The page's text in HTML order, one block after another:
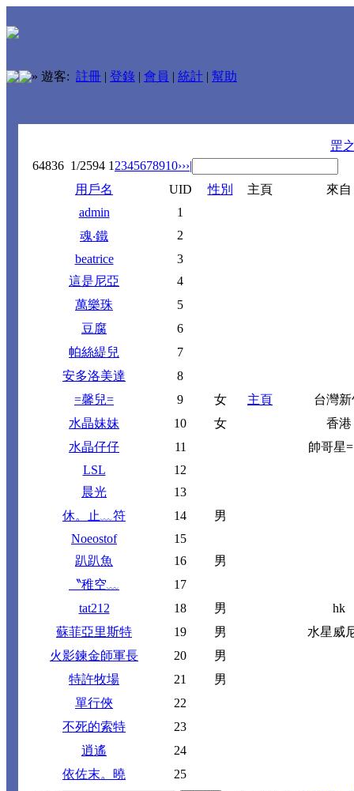
» 遊客: 註冊 | 登錄 | 會員 | 統計 | 幫助
罡
64836 1/2594 1 2345678910›››|
用戶名
UID 性別 主頁
來自
admin
1
魂‧鐵
2
beatrice
3
這是尼亞
4
萬樂珠
5
豆腐
6
帕絲緹兒
7
安多洛美達
8
=馨兒=
9 女 主頁
台灣
水晶妹妹
10 女
香港
水晶仔仔
11
帥哥星
LSL
12
晨光
13
休。止﹏符
14
男
Noeostof
15
趴趴魚
16
男
〝稚空﹏
17
tat212
18 男
hk
蘇菲亞里斯特
19 男
水星威
火影鍊金師軍長
20
男
特許牧場
21
男
單行俠
22
不死的索特
23
逍遙
24
依佐末。曉
25